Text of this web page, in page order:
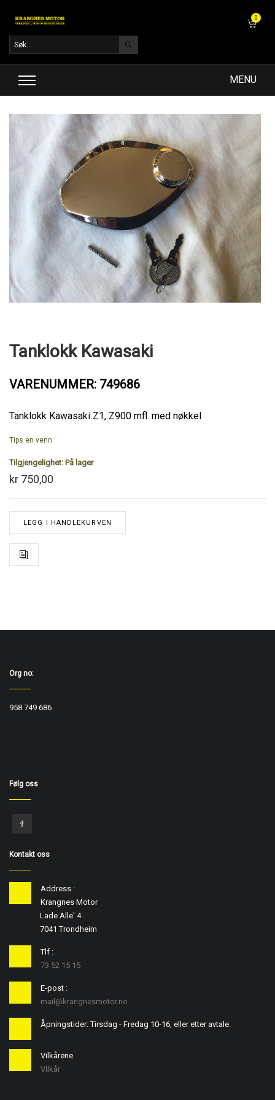
0
MENU
Tanklokk Kawasaki
VARENUMMER: 749686
Tanklokk Kawasaki Z1, Z900 mfl. med nøkkel
Tips en venn
Tilgjengelighet: På lager
kr 750,00
LEGG I HANDLEKURVEN
Org no:
958 749 686
Følg oss
Kontakt oss
Address :
Krangnes Motor
Lade Alle' 4
7041 Trondheim
Tlf :
73 52 15 15
E-post :
mail@krangnesmotor.no
Åpningstider: Tirsdag - Fredag 10-16, eller etter avtale.
Vilkårene
Vilkår